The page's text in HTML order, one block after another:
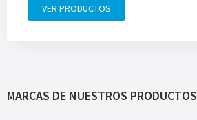
VER PRODUCTOS
MARCAS DE NUESTROS PRODUCTOS